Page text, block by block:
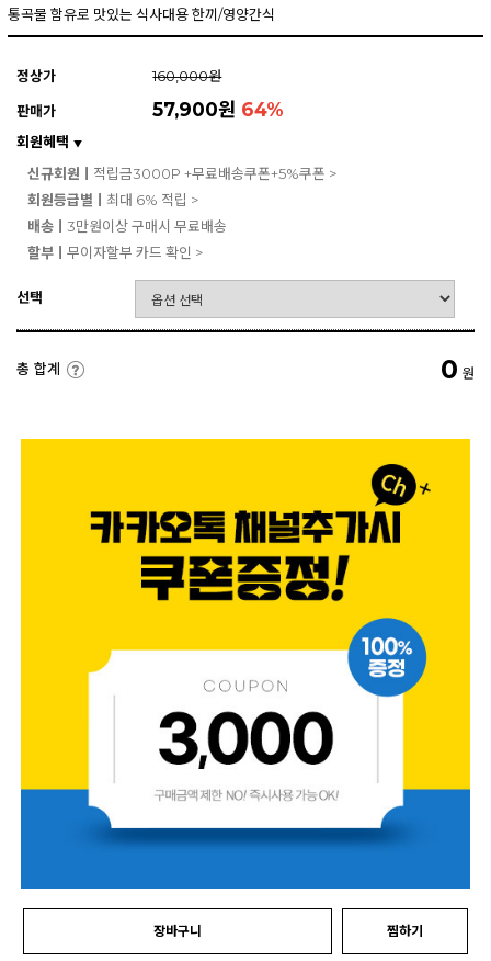
통곡물 함유로 맛있는 식사대용 한끼/영양간식
정상가
160,000원
판매가
57,900원 64%
회원혜택 ▼
신규회원ㅣ 적립금3000P +무료배송쿠폰+5%쿠폰 >
회원등급별ㅣ 최대 6% 적립 >
배송ㅣ 3만원이상 구매시 무료배송
할부ㅣ 무이자할부 카드 확인 >
선택
총 합계 0 원
장바구니 찜하기